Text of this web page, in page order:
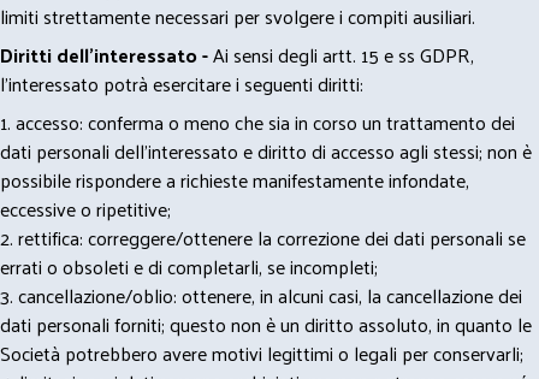
limiti strettamente necessari per svolgere i compiti ausiliari.
Diritti dell’interessato -Ai sensi degli artt. 15 e ss GDPR,
l’interessato potrà esercitare i seguenti diritti:
1. accesso: conferma o meno che sia in corso un trattamento dei
dati personali dell’interessato e diritto di accesso agli stessi; non è
possibile rispondere a richieste manifestamente infondate,
eccessive o ripetitive;
2. rettifica: correggere/ottenere la correzione dei dati personali se
errati o obsoleti e di completarli, se incompleti;
3. cancellazione/oblio: ottenere, in alcuni casi, la cancellazione dei
dati personali forniti; questo non è un diritto assoluto, in quanto le
Società potrebbero avere motivi legittimi o legali per conservarli;